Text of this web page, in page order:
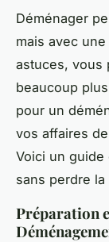
Déménager
mais avec
astuces, vous
beaucoup
pour un
vos affaires
Voici un guide
sans perdre la
Préparation